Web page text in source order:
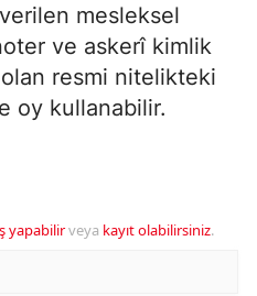
mesleksel
ve askerî kimlik
resmi nitelikteki
oy kullanabilir.
yapabilirveya kayıt olabilirsiniz.